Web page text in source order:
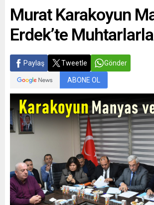
Murat Karakoyun
Erdek’te
Paylaş Tweetle Gönder
ABONE OL